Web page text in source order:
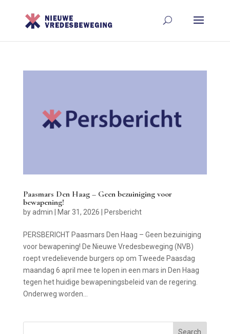
Paasmars Den Haag – Geen bezuiniging voor
bewapening!
byadmin | Mar 31, 2026 | Persbericht
PERSBERICHT Paasmars Den Haag – Geen bezuiniging
voor bewapening! De Nieuwe Vredesbeweging (NVB)
roept vredelievende burgers op om Tweede Paasdag
maandag 6 april mee te lopen in een mars in Den Haag
tegen het huidige bewapeningsbeleid van de regering.
Onderweg worden...
Search